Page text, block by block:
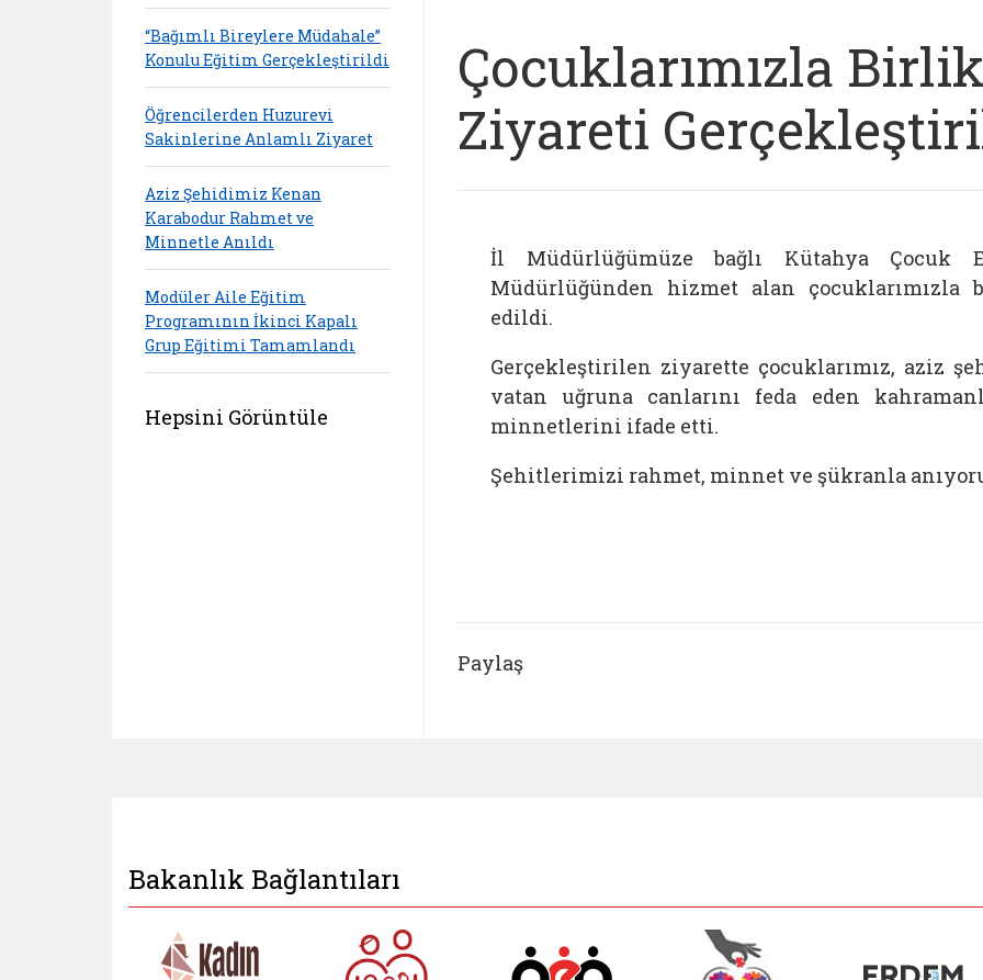
Çocuklarımızla
Ziyareti
İl Müdürlüğümüze bağlı Kütahya Çocuk
Müdürlüğünden hizmet alan
edildi.
Gerçekleştirilen ziyarette çocuklarımız, aziz
vatan uğruna canlarını feda eden
minnetlerini ifade etti.
Şehitlerimizi rahmet, minnet ve şükranla
Paylaş
“Bağımlı Bireylere Müdahale”
Konulu Eğitim Gerçekleştirildi
Öğrencilerden Huzurevi
Sakinlerine Anlamlı Ziyaret
Aziz Şehidimiz Kenan
Karabodur Rahmet ve
Minnetle Anıldı
Modüler Aile Eğitim
Programının İkinci Kapalı
Grup Eğitimi Tamamlandı
Hepsini Görüntüle
Bakanlık Bağlantıları